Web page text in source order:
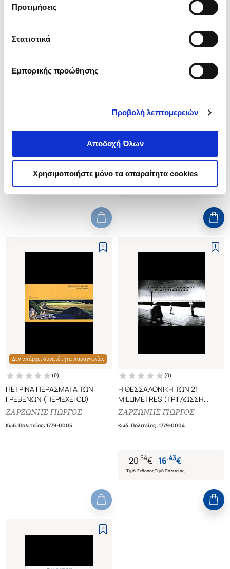
Προτιμήσεις
Στατιστικά
Εμπορικής προώθησης
Προβολή λεπτομερειών
Αποδοχή Όλων
Χρησιμοποιήστε μόνο τα απαραίτητα cookies
Εξαντλημένο
(0)
Κωδ. Πολιτείας:1779-0007
(0)
Η ΧΩΡΑ ΤΩΝ ΛΑΠΙΘΩΝ
ΖΑΡΖΩΝΗΣ ΓΙΩΡΓΟΣ
Κωδ. Πολιτείας:1779-0006
46.92€
Τιμή Έκδοσης
37. 54€
Τιμή Πολιτείας
Δεν υπάρχει δυνατότητα παραγγελίας
(0)
ΠΕΤΡΙΝΑ ΠΕΡΑΣΜΑΤΑ ΤΩΝ
ΓΡΕΒΕΝΩΝ (ΠΕΡΙΕΧΕΙ CD)
ΖΑΡΖΩΝΗΣ ΓΙΩΡΓΟΣ
Κωδ. Πολιτείας:1779-0005
(0)
Η ΘΕΣΣΑΛΟΝΙΚΗ ΤΩΝ 21
MILLIMETRES (ΤΡΙΓΛΩΣΣΗ
ΕΚΔΟΣΗ)
- ΕΛΛΗΝΙΚΑ, ΑΓΓΛΙΚΑ, ΓΑΛΛΙΚΑ
ΖΑΡΖΩΝΗΣ ΓΙΩΡΓΟΣ
Κωδ. Πολιτείας:1779-0004
20.54€
Τιμή Έκδοσης
16.43€
Τιμή Πολιτείας